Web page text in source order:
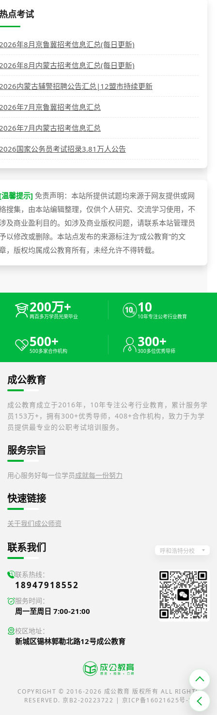
点考试
年8月京鲁冀招考信息汇总(每日更新)
年8月内蒙古招考信息汇总(每日更新)
内蒙古辅警招聘公告汇总|12盟市持续更新
年7月京鲁冀招考信息汇总
年7月内蒙古招考信息汇总
国家公务员考试招录3.81万人公告
馨提示] 免责声明：本站所提供试题均来源于网友提供或网
搜集，由本站编辑整理，仅供个人研究、交流学习使用，不
及商业盈利目的。如涉及商业版权问题，请联系本站管理员
以修改或删除。本站点发布的来源标注为“成公教育”的文
，版权均属成公教育所有，未经允许不得转载。
200万+
两百多万学员光荣毕业
10
10年专注公考行业教育
500+
500多家合作机构
300+
300多位优秀导师
成公教育
成公教育成立于2016年，10年专注公考行业教育，累计服务学
员153万+，拥有300+优秀导师，408+合作机构，致力于为学
员提供最专业的公职考试培训服务。
服务宗旨
用心服务好每一位学员成就每一份努力
快速链接
关于我们成公师资
COPYRIGHT © 2016-2026 成公教育 版权所有 ALL RIGHTS
RESERVED. 京B2-20223722 | 京ICP备16021625号-5
联系我们 呼和浩特分校
联系热线：
18947918552
服务时间：
周一至周日 7:00-21:00
校区地址：
新城区锡林郭勒北路12号成公教育